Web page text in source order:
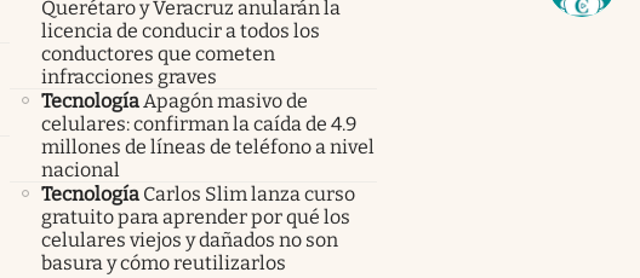
Querétaro y Veracruz anularán la
licencia de conducir a todos los
conductores que cometen
infracciones graves
Tecnología Apagón masivo de
celulares: confirman la caída de 4.9
millones de líneas de teléfono a nivel
nacional
Tecnología Carlos Slim lanza curso
gratuito para aprender por qué los
celulares viejos y dañados no son
basura y cómo reutilizarlos